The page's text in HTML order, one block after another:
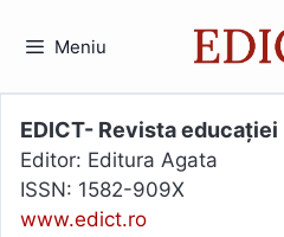
Meniu
EDICT- Revista educației
Editor: Editura Agata
ISSN: 1582-909X
www.edict.ro